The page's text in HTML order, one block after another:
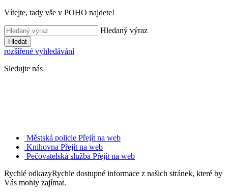
Vítejte, tady vše v POHO najdete!
Hledaný výraz
Hledat
rozšířené vyhledávání
Sledujte nás
Městská policie Přejít na web
Knihovna Přejít na web
Pečovatelská služba Přejít na web
Rychlé odkazyRychle dostupné informace z našich stránek, které by
Vás mohly zajímat.